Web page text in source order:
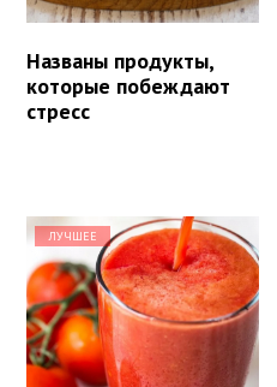
Названы продукты,
которые побеждают
стресс
ЛУЧШЕЕ